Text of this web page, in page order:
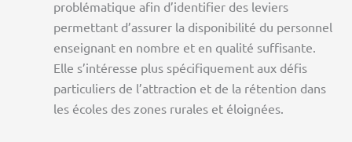
problématique afin d’identifier des leviers
permettant d’assurer la disponibilité du personnel
enseignant en nombre et en qualité suffisante.
Elle s’intéresse plus spécifiquement aux défis
particuliers de l’attraction et de la rétention dans
les écoles des zones rurales et éloignées.